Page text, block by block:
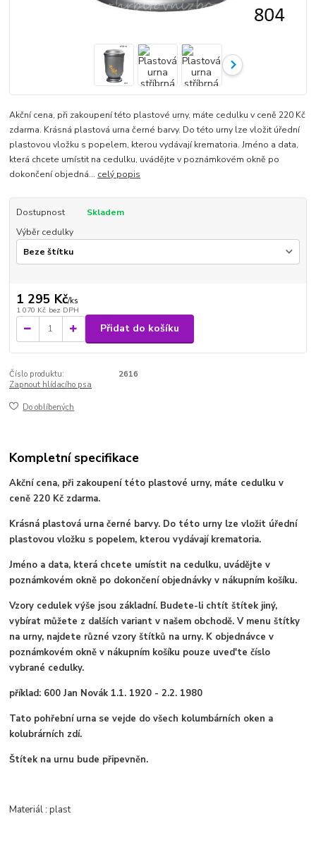
Akční cena, při zakoupení této plastové urny, máte cedulku v ceně 220 Kč
zdarma. Krásná plastová urna černé barvy. Do této urny lze vložit úřední
plastovou vložku s popelem, kterou vydávají krematoria. Jméno a data,
která chcete umístit na cedulku, uvádějte v poznámkovém okně po
dokončení objedná... celý popis
Dostupnost
Skladem
Výběr cedulky
1 295 Kč/ks
1 070 Kč bez DPH
Přidat do košíku
Číslo produktu:
2616
Zapnout hlídacího psa
Do oblíbených
Kompletní specifikace
Akční cena, při zakoupení této plastové urny, máte cedulku v
ceně 220 Kč zdarma.
Krásná plastová urna černé barvy. Do této urny lze vložit úřední
plastovou vložku s popelem, kterou vydávají krematoria.
Jméno a data, která chcete umístit na cedulku, uvádějte v
poznámkovém okně po dokončení objednávky v nákupním košíku.
Vzory cedulek výše jsou základní. Budete-li chtít štítek jiný,
vybírat můžete z dalších variant v našem obchodě. V menu štítky
na urny, najdete různé vzory štítků na urny. K objednávce v
poznámkovém okně v nákupním košíku pouze uved'te číslo
vybrané cedulky.
příklad: 600 Jan Novák 1.1. 1920 - 2.2. 1980
Tato pohřební urna se vejde do všech kolumbárních oken a
kolubrárních zdí.
Štítek na urnu bude připevněn.
Materiál : plast